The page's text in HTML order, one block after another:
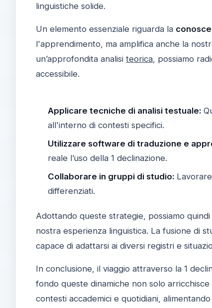
linguistiche solide.
Un elemento essenziale riguarda la
l'apprendimento, ma amplifica anche la
un’approfondita analisi teorica, possiamo
accessibile.
Applicare tecniche di analisi testuale:
all'interno di contesti specifici.
Utilizzare software di traduzione e
reale l’uso della 1 declinazione.
Collaborare in gruppi di studio:
differenziati.
Adottando queste strategie, possiamo
nostra esperienza linguistica. La fusione di
capace di adattarsi ai diversi registri e
In conclusione, il viaggio attraverso la 1
fondo queste dinamiche non solo arricchisce
contesti accademici e quotidiani,